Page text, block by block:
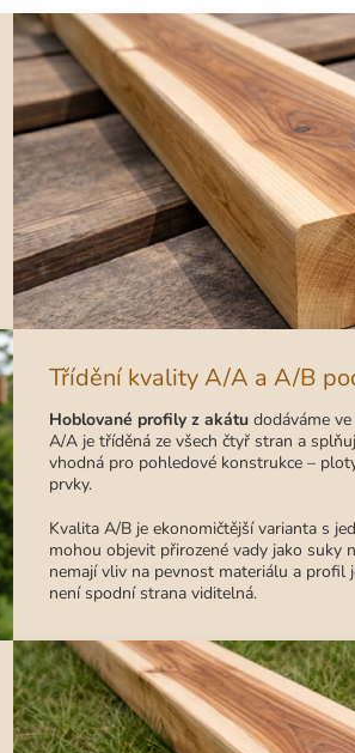
Třídění kvality A/A a A/B
Hoblované profily z akátu dodáváme
A/A je tříděná ze všech čtyř stran a
vhodná pro pohledové konstrukce –
prvky.
Kvalita A/B je ekonomičtější varianta s
mohou objevit přirozené vady jako suky
nemají vliv na pevnost materiálu a
není spodní strana viditelná.